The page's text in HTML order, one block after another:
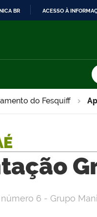
BR ACESSO À
do Fesquiff
número 6 - Grupo